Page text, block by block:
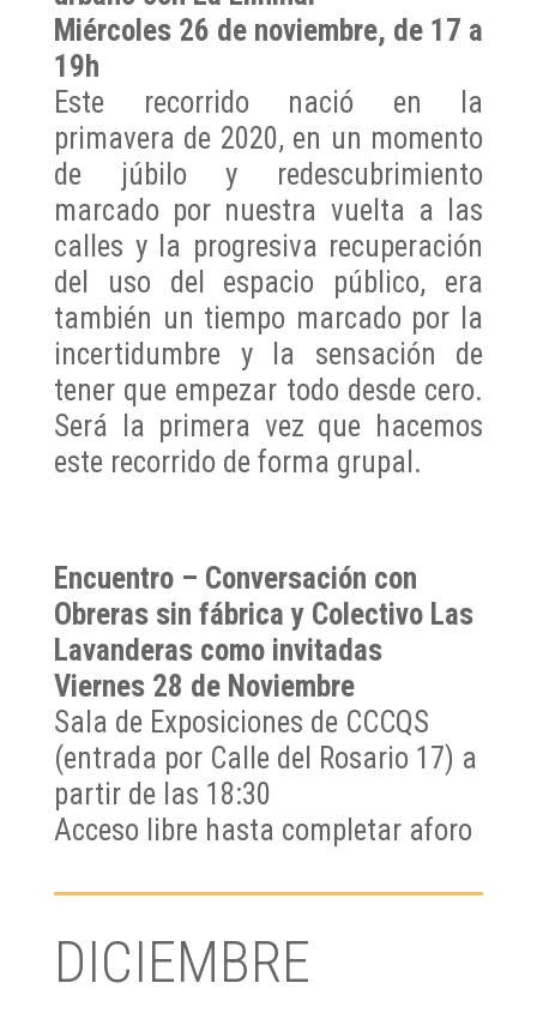
Miércoles 26 de noviembre, de 17 a
19h
Este recorrido nació en la
primavera de 2020, en un momento
de júbilo y redescubrimiento
marcado por nuestra vuelta a las
calles y la progresiva recuperación
del uso del espacio público, era
también un tiempo marcado por la
incertidumbre y la sensación de
tener que empezar todo desde cero.
Será la primera vez que hacemos
este recorrido de forma grupal.
Encuentro – Conversación con
Obreras sin fábrica y Colectivo Las
Lavanderas como invitadas
Viernes 28 de Noviembre
Sala de Exposiciones de CCCQS
(entrada por Calle del Rosario 17) a
partir de las 18:30
Acceso libre hasta completar aforo
DICIEMBRE